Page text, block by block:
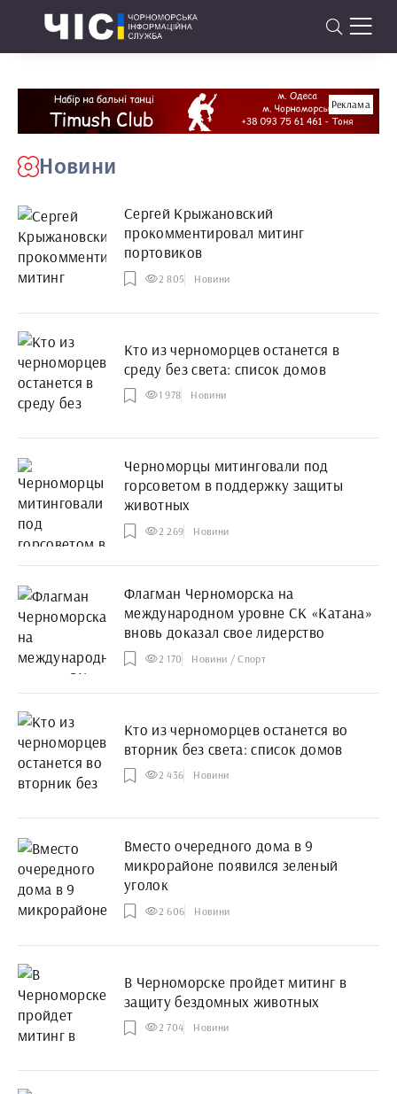
Реклама
Новини
Сергей Крыжановский
прокомментировал митинг
портовиков
2 805 Новини
Кто из черноморцев останется в
среду без света: список домов
1 978 Новини
Черноморцы митинговали под
горсоветом в поддержку защиты
животных
2 269 Новини
Флагман Черноморска на
международном уровне СК «Катана»
вновь доказал свое лидерство
2 170 Новини / Спорт
Кто из черноморцев останется во
вторник без света: список домов
2 436 Новини
Вместо очередного дома в 9
микрорайоне появился зеленый
уголок
2 606 Новини
В Черноморске пройдет митинг в
защиту бездомных животных
2 704 Новини